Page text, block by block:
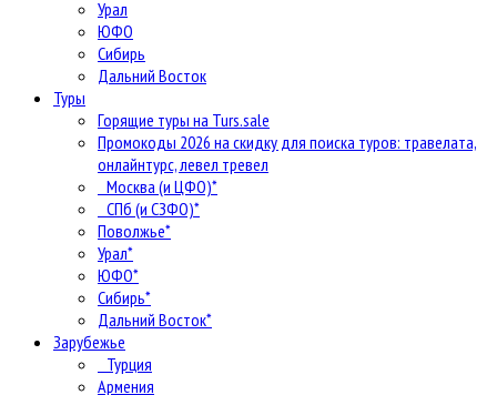
Урал
ЮФО
Сибирь
Дальний Восток
Туры
Горящие туры на Turs.sale
Промокоды 2026 на скидку для поиска туров: травелата,
онлайнтурс, левел тревел
Москва (и ЦФО)*
СПб (и СЗФО)*
Поволжье*
Урал*
ЮФО*
Сибирь*
Дальний Восток*
Зарубежье
Турция
Армения